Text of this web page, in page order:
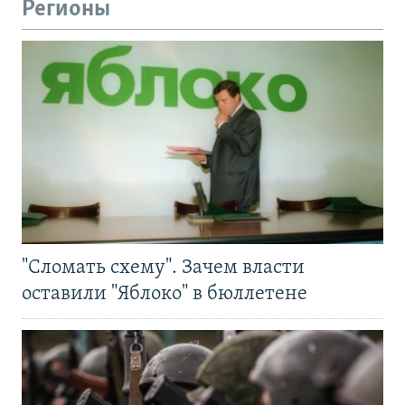
Регионы
"Сломать схему". Зачем власти
оставили "Яблоко" в бюллетене